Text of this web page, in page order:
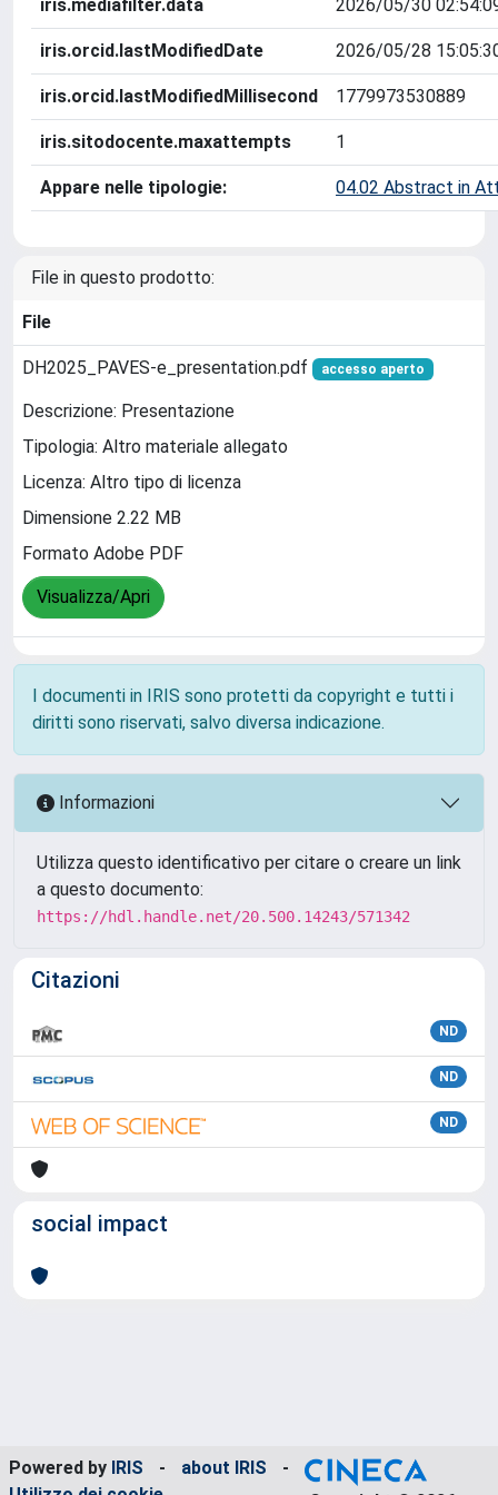
iris.mediafilter.data 2026/05/30
iris.orcid.lastModifiedDate 2026/05/28
iris.orcid.lastModifiedMillisecond 1779973530889
iris.sitodocente.maxattempts 1
Appare nelle tipologie: 04.02 Abstract in
File in questo prodotto:
File
DH2025_PAVES-e_presentation.pdf accesso aperto
Descrizione: Presentazione
Tipologia: Altro materiale allegato
Licenza: Altro tipo di licenza
Dimensione 2.22 MB
Formato Adobe PDF
Visualizza/Apri
I documenti in IRIS sono protetti da copyright e tutti i
diritti sono riservati, salvo diversa indicazione.
Informazioni
Utilizza questo identificativo per citare o creare un link
a questo documento:
https://hdl.handle.net/20.500.14243/571342
Citazioni
ND
ND
ND
social impact
Powered by IRIS - about IRIS
-